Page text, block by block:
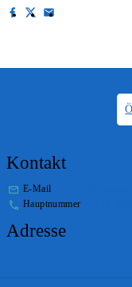
Kontakt
E-Mail
Hauptnummer
Adresse